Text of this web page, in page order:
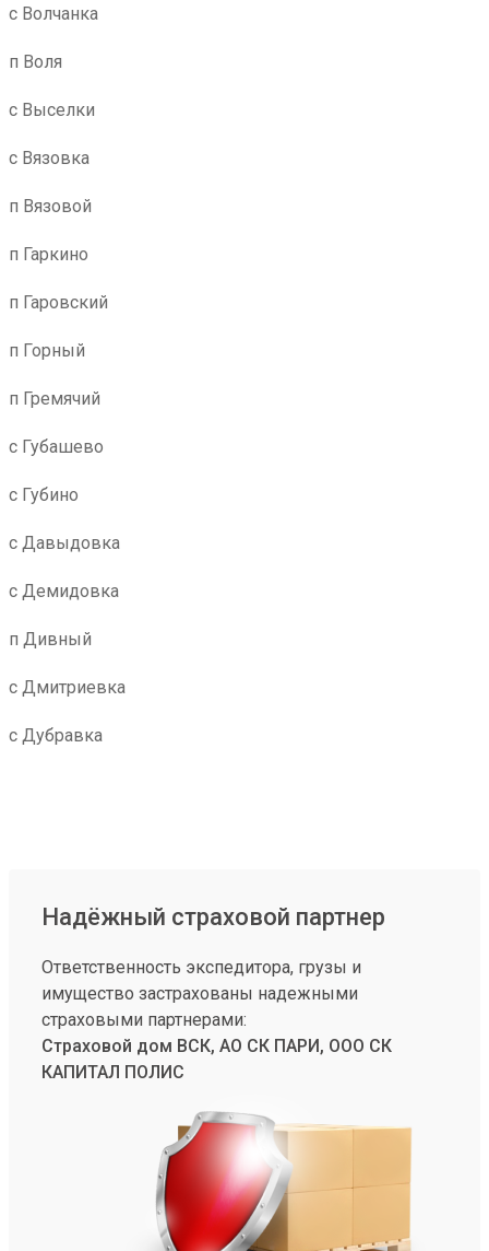
с Волчанка
п Воля
с Выселки
с Вязовка
п Вязовой
п Гаркино
п Гаровский
п Горный
п Гремячий
с Губашево
с Губино
с Давыдовка
с Демидовка
п Дивный
с Дмитриевка
с Дубравка
Надёжный страховой партнер
Ответственность экспедитора, грузы и
имущество застрахованы надежными
страховыми партнерами:
Страховой дом ВСК, АО СК ПАРИ, ООО СК
КАПИТАЛ ПОЛИС